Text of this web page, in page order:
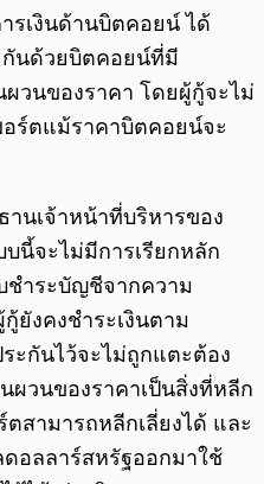
รเงินด้านบิตคอยน์ ได้
กันด้วยบิตคอยน์ที่มี
นของราคา โดยผู้กู้จะไม่
ร์ตแม้ราคาบิตคอยน์จะ
านเจ้าหน้าที่บริหารของ
บนี้จะไม่มีการเรียกหลัก
ชำระบัญชีจากความ
ยังคงชำระเงินตาม
ะกันไว้จะไม่ถูกแตะต้อง
ผวนของราคาเป็นสิ่งที่หลีก
สามารถหลีกเลี่ยงได้ และ
อลลาร์สหรัฐออกมาใช้